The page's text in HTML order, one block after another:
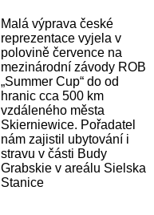
Malá výprava české
reprezentace vyjela v
polovině července na
mezinárodní závody ROB
„Summer Cup“ do od
hranic cca 500 km
vzdáleného města
Skierniewice. Pořadatel
nám zajistil ubytování i
stravu v části Budy
Grabskie v areálu Sielska
Stanice